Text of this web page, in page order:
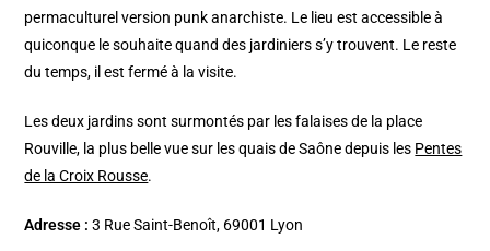
permaculturel version punk anarchiste. Le lieu est accessible à
quiconque le souhaite quand des jardiniers s’y trouvent. Le reste
du temps, il est fermé à la visite.
Les deux jardins sont surmontés par les falaises de la place
Rouville, la plus belle vue sur les quais de Saône depuis les Pentes
de la Croix Rousse.
Adresse :3 Rue Saint-Benoît, 69001 Lyon